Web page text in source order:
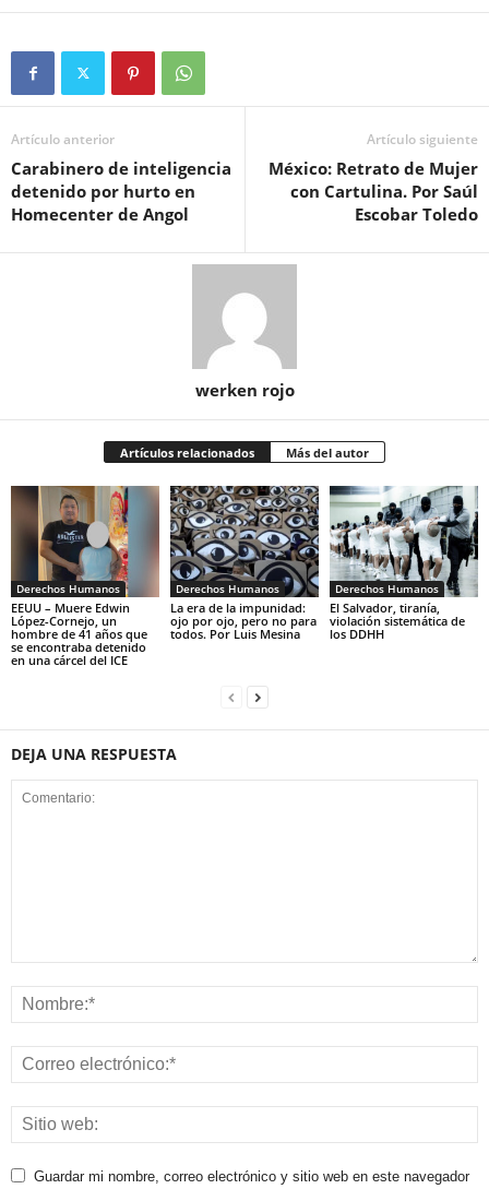
Artículo anterior
Carabinero de inteligencia
detenido por hurto en
Homecenter de Angol
Artículo siguiente
México: Retrato de Mujer
con Cartulina. Por Saúl
Escobar Toledo
werken rojo
Artículos relacionados Más del autor
Derechos Humanos
EEUU – Muere Edwin
López-Cornejo, un
hombre de 41 años que
se encontraba detenido
en una cárcel del ICE
Derechos Humanos
La era de la impunidad:
ojo por ojo, pero no para
todos. Por Luis Mesina
Derechos Humanos
El Salvador, tiranía,
violación sistemática de
los DDHH
DEJA UNA RESPUESTA
Guardar mi nombre, correo electrónico y sitio web en este navegador